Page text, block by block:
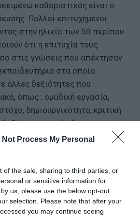
Not Process My Personal
of the sale, sharing to third parties, or
or sensitive information for
us, please use the below opt-out
selection. Please note that after your
you may continue seeing
καθοριστικός είναι ο
Πολλοί επιτυχημένοι
στην ηλικία των 50 περίπου
ότι η επιτυχία τους
στις γνώσεις που απέκτησαν
στα οποία
άλλες δεξιότητες που
όπως : ομαδική εργασία,
δημιουργικότητα, κριτική
αυτές δεν
από καθέδρας διδασκαλία στα
αλλά με τη
της αυτενέργειας,
τις οποίες πρέπει να στραφεί
σύστημα.